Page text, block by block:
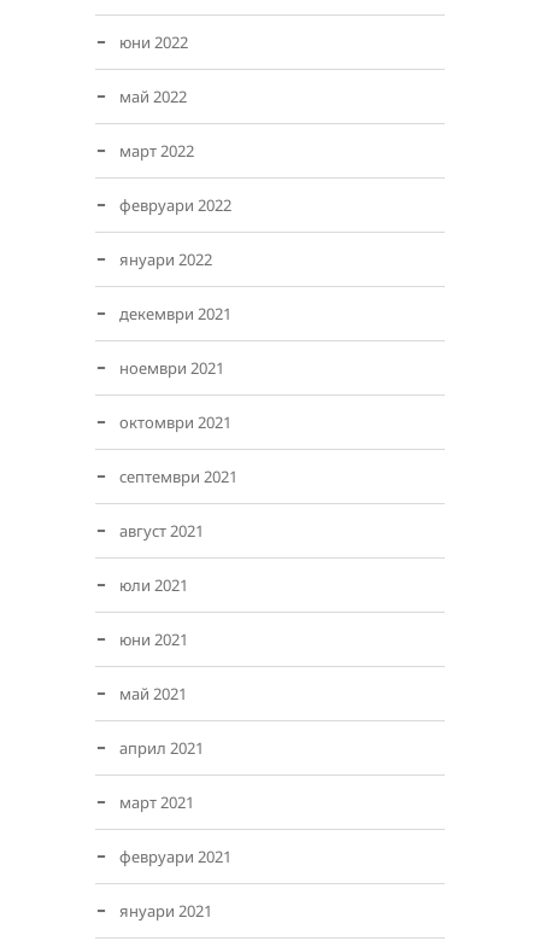
юни 2022
май 2022
март 2022
февруари 2022
януари 2022
декември 2021
ноември 2021
октомври 2021
септември 2021
август 2021
юли 2021
юни 2021
май 2021
април 2021
март 2021
февруари 2021
януари 2021